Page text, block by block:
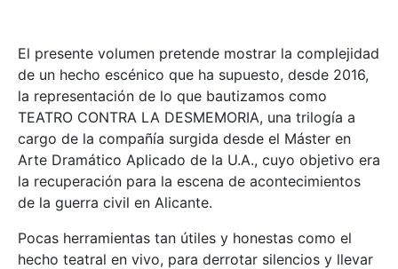
El presente volumen pretende mostrar la complejidad
de un hecho escénico que ha supuesto, desde 2016,
la representación de lo que bautizamos como
TEATRO CONTRA LA DESMEMORIA, una trilogía a
cargo de la compañía surgida desde el Máster en
Arte Dramático Aplicado de la U.A., cuyo objetivo era
la recuperación para la escena de acontecimientos
de la guerra civil en Alicante.
Pocas herramientas tan útiles y honestas como el
hecho teatral en vivo, para derrotar silencios y llevar